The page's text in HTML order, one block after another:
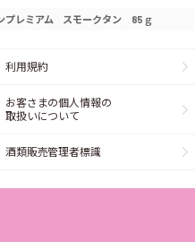
プレミアム スモークタン 85ｇ
利用規約
お客さまの個人情報の
取扱いについて
酒類販売管理者標識